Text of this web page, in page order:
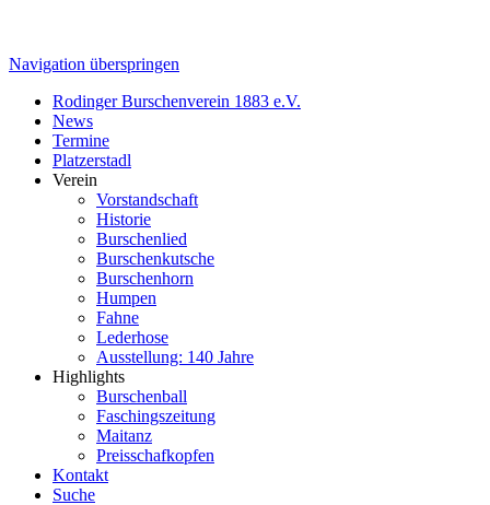
Navigation überspringen
Rodinger Burschenverein 1883 e.V.
News
Termine
Platzerstadl
Verein
Vorstandschaft
Historie
Burschenlied
Burschenkutsche
Burschenhorn
Humpen
Fahne
Lederhose
Ausstellung: 140 Jahre
Highlights
Burschenball
Faschingszeitung
Maitanz
Preisschafkopfen
Kontakt
Suche